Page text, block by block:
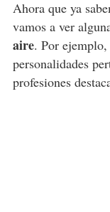
Ahora que ya
vamos a ver
aire. Por ejemplo,
personalidades
profesiones